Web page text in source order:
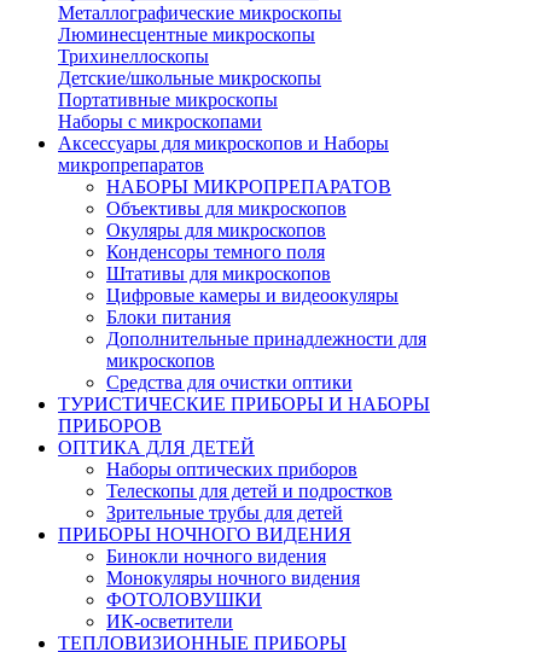
Металлографические микроскопы
Люминесцентные микроскопы
Трихинеллоскопы
Детские/школьные микроскопы
Портативные микроскопы
Наборы с микроскопами
Аксессуары для микроскопов и Наборы
микропрепаратов
НАБОРЫ МИКРОПРЕПАРАТОВ
Объективы для микроскопов
Окуляры для микроскопов
Конденсоры темного поля
Штативы для микроскопов
Цифровые камеры и видеоокуляры
Блоки питания
Дополнительные принадлежности для
микроскопов
Средства для очистки оптики
ТУРИСТИЧЕСКИЕ ПРИБОРЫ И НАБОРЫ
ПРИБОРОВ
ОПТИКА ДЛЯ ДЕТЕЙ
Наборы оптических приборов
Телескопы для детей и подростков
Зрительные трубы для детей
ПРИБОРЫ НОЧНОГО ВИДЕНИЯ
Бинокли ночного видения
Монокуляры ночного видения
ФОТОЛОВУШКИ
ИК-осветители
ТЕПЛОВИЗИОННЫЕ ПРИБОРЫ